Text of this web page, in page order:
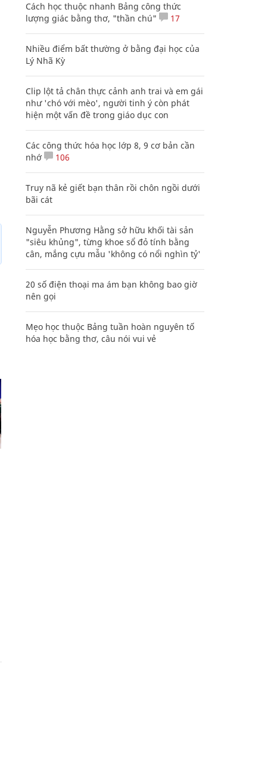
Cách học thuộc nhanh Bảng công thức
lượng giác bằng thơ, "thần chú"
17
Nhiều điểm bất thường ở bằng đại học của
Lý Nhã Kỳ
Clip lột tả chân thực cảnh anh trai và em gái
như 'chó với mèo', người tinh ý còn phát
hiện một vấn đề trong giáo dục con
Các công thức hóa học lớp 8, 9 cơ bản cần
nhớ
106
Truy nã kẻ giết bạn thân rồi chôn ngồi dưới
bãi cát
Nguyễn Phương Hằng sở hữu khối tài sản
"siêu khủng", từng khoe sổ đỏ tính bằng
cân, mắng cựu mẫu 'không có nổi nghìn tỷ'
20 số điện thoại ma ám bạn không bao giờ
nên gọi
Mẹo học thuộc Bảng tuần hoàn nguyên tố
hóa học bằng thơ, câu nói vui vẻ